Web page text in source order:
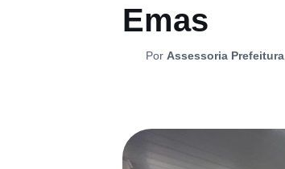
Emas
PorAssessoria Prefeitura